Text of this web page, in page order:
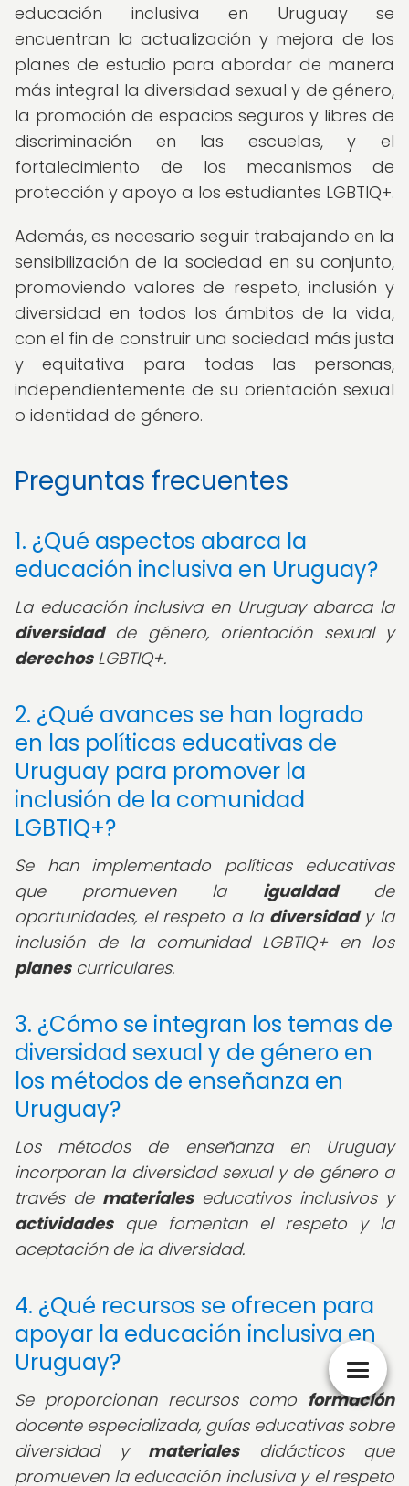
educación inclusiva en Uruguay se
encuentran la actualización y mejora de los
planes de estudio para abordar de manera
más integral la diversidad sexual y de género,
la promoción de espacios seguros y libres de
discriminación en las escuelas, y el
fortalecimiento de los mecanismos de
protección y apoyo a los estudiantes LGBTIQ+.
Además, es necesario seguir trabajando en la
sensibilización de la sociedad en su conjunto,
promoviendo valores de respeto, inclusión y
diversidad en todos los ámbitos de la vida,
con el fin de construir una sociedad más justa
y equitativa para todas las personas,
independientemente de su orientación sexual
o identidad de género.
Preguntas frecuentes
1. ¿Qué aspectos abarca la
educación inclusiva en Uruguay?
La educación inclusiva en Uruguay abarca la
diversidadde género, orientación sexual y
derechosLGBTIQ+.
2. ¿Qué avances se han logrado
en las políticas educativas de
Uruguay para promover la
inclusión de la comunidad
LGBTIQ+?
Se han implementado políticas educativas
que promueven la igualdadde
oportunidades, el respeto a la diversidady la
inclusión de la comunidad LGBTIQ+ en los
planescurriculares.
3. ¿Cómo se integran los temas de
diversidad sexual y de género en
los métodos de enseñanza en
Uruguay?
Los métodos de enseñanza en Uruguay
incorporan la diversidad sexual y de género a
través de materialeseducativos inclusivos y
actividadesque fomentan el respeto y la
aceptación de la diversidad.
4. ¿Qué recursos se ofrecen para
apoyar la educación inclusiva en
Uruguay?
Se proporcionan recursos como formación
docente especializada, guías educativas sobre
diversidad y materialesdidácticos que
promueven la educación inclusiva y el respeto